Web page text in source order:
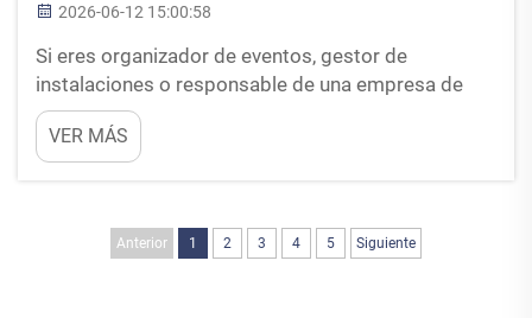
2026-06-12 15:00:58
Si eres organizador de eventos, gestor de
instalaciones o responsable de una empresa de
alquiler, ya sabes que las mesas de cóctel son los
caballos de batalla de la industria de la hostelería.
Ofrecen a los invitados un lugar donde reunirse,
VER MÁS
Anterior 1 2 3 4 5 Siguiente